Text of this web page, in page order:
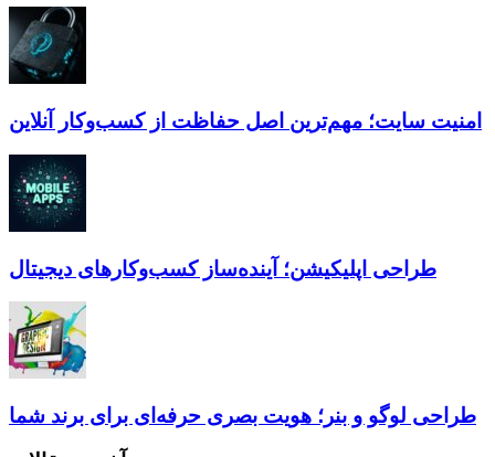
امنیت سایت؛ مهم‌ترین اصل حفاظت از کسب‌وکار آنلاین
طراحی اپلیکیشن؛ آینده‌ساز کسب‌وکارهای دیجیتال
طراحی لوگو و بنر؛ هویت بصری حرفه‌ای برای برند شما